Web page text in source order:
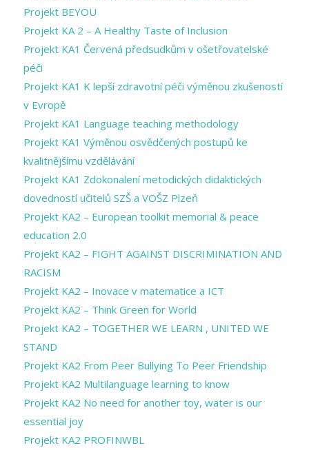
Projekt BEYOU
Projekt KA 2 – A Healthy Taste of Inclusion
Projekt KA1 Červená předsudkům v ošetřovatelské
péči
Projekt KA1 K lepší zdravotní péči výměnou zkušeností
v Evropě
Projekt KA1 Language teaching methodology
Projekt KA1 Výměnou osvědčených postupů ke
kvalitnějšímu vzdělávání
Projekt KA1 Zdokonalení metodických didaktických
dovedností učitelů SZŠ a VOŠZ Plzeň
Projekt KA2 – European toolkit memorial & peace
education 2.0
Projekt KA2 – FIGHT AGAINST DISCRIMINATION AND
RACISM
Projekt KA2 – Inovace v matematice a ICT
Projekt KA2 – Think Green for World
Projekt KA2 – TOGETHER WE LEARN , UNITED WE
STAND
Projekt KA2 From Peer Bullying To Peer Friendship
Projekt KA2 Multilanguage learning to know
Projekt KA2 No need for another toy, water is our
essential joy
Projekt KA2 PROFINWBL